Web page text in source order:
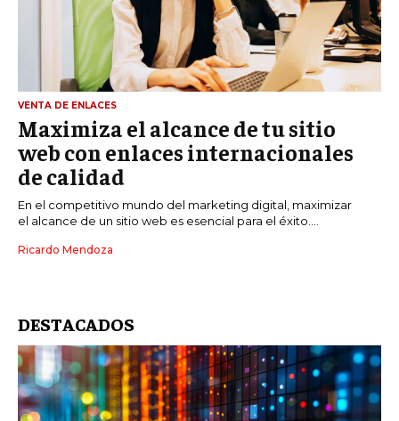
VENTA DE ENLACES
Maximiza el alcance de tu sitio
web con enlaces internacionales
de calidad
En el competitivo mundo del marketing digital, maximizar
el alcance de un sitio web es esencial para el éxito....
Ricardo Mendoza
DESTACADOS